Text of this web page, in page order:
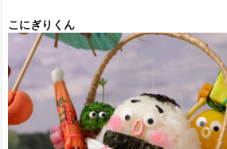
こにぎりくん